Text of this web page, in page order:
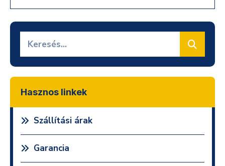
Hasznos linkek
Szállítási árak
Garancia